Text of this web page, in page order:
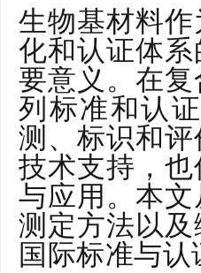
生物基材料
化和认证体
要意义。在
列标准和认
测、标识和
技术支持，
与应用。本
测定方法以
国际标准与